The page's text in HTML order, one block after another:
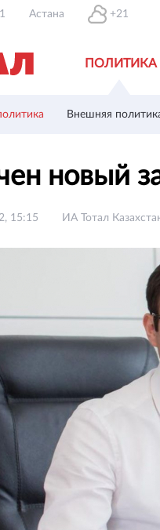
Астана +21
ПОЛИТИКА
Внешняя
новый
15:15 ИА Тотал